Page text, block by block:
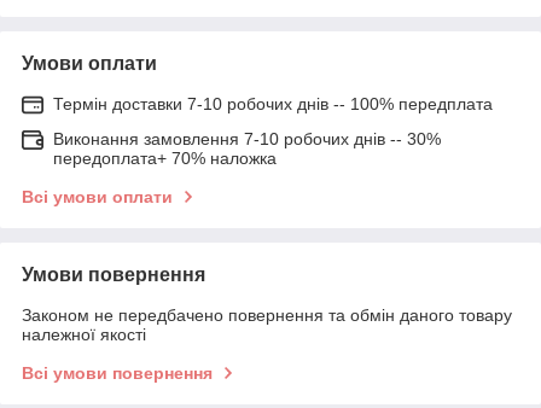
Умови оплати
Термін доставки 7-10 робочих днів -- 100% передплата
Виконання замовлення 7-10 робочих днів -- 30%
передоплата+ 70% наложка
Всі умови оплати
Умови повернення
Законом не передбачено повернення та обмін даного товару
належної якості
Всі умови повернення